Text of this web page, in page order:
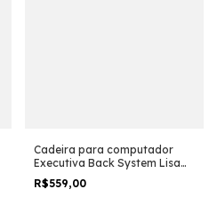
Cadeira para computador
Executiva Back System Lisa
com Braços reguláveis Cor
Preta
R$559,00